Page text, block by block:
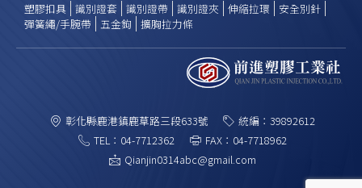
塑膠扣具 識別證套 識別證帶 識別證夾 伸縮拉環
安全別針
彈簧繩/手腕帶
五金鉤 擴胸拉力條
彰化縣鹿港鎮鹿草路三段633號
統編：39892612
TEL：04-7712362
FAX：04-7718962
Qianjin0314abc@gmail.com